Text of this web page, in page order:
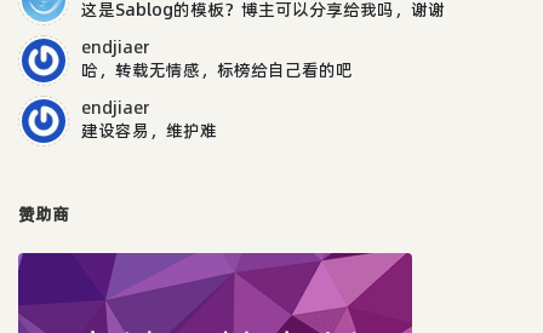
这是Sablog的模板？博主可以分享给我吗，谢谢
endjiaer
哈，转载无情感，标榜给自己看的吧
endjiaer
建设容易，维护难
赞助商